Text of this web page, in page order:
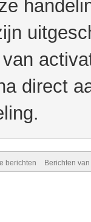
direct
berichten Berichten